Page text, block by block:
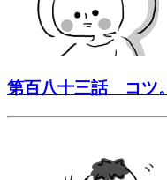
第百八十三話 コツ。